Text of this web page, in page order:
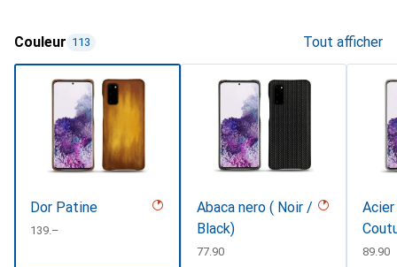
Couleur 113 Tout afficher
Dor Patine
CHF
139.–
Abaca nero ( Noir /
Black)
CHF
77.90 CHF
89.90